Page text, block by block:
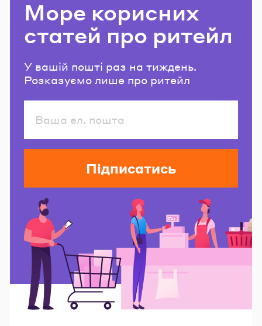
Море корисних
статей про ритейл
У вашій пошті раз на тиждень.
Розказуємо лише про ритейл
Підписатись